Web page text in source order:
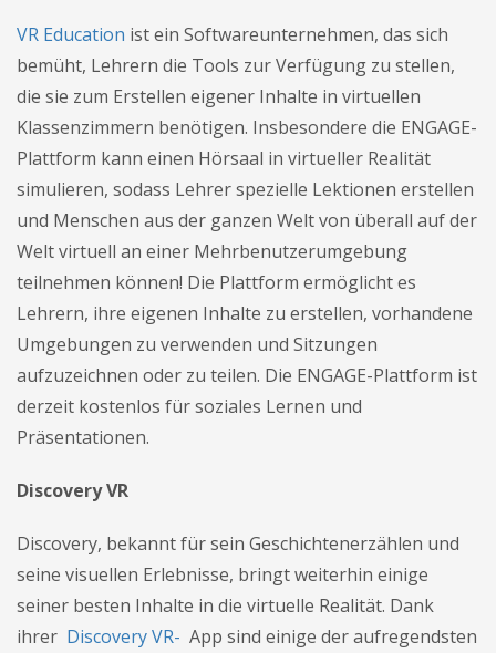
VR Education ist ein Softwareunternehmen, das sich
bemüht, Lehrern die Tools zur Verfügung zu stellen,
die sie zum Erstellen eigener Inhalte in virtuellen
Klassenzimmern benötigen. Insbesondere die ENGAGE-
Plattform kann einen Hörsaal in virtueller Realität
simulieren, sodass Lehrer spezielle Lektionen erstellen
und Menschen aus der ganzen Welt von überall auf der
Welt virtuell an einer Mehrbenutzerumgebung
teilnehmen können! Die Plattform ermöglicht es
Lehrern, ihre eigenen Inhalte zu erstellen, vorhandene
Umgebungen zu verwenden und Sitzungen
aufzuzeichnen oder zu teilen. Die ENGAGE-Plattform ist
derzeit kostenlos für soziales Lernen und
Präsentationen.
Discovery VR
Discovery, bekannt für sein Geschichtenerzählen und
seine visuellen Erlebnisse, bringt weiterhin einige
seiner besten Inhalte in die virtuelle Realität. Dank
ihrer Discovery VR- App sind einige der aufregendsten